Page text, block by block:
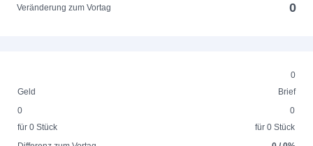
Veränderung zum Vortag 0
0
Geld
Brief
0
für 0 Stück
0
für 0 Stück